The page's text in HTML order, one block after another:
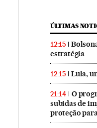
ÚLTIMAS
12:15
estratégia
12:15 Lula,
21:14
O
subidas de
proteção